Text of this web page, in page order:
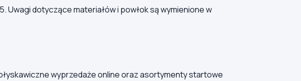
dotyczące materiałów i powłok są wymienione w
wyprzedaże online oraz asortymenty startowe